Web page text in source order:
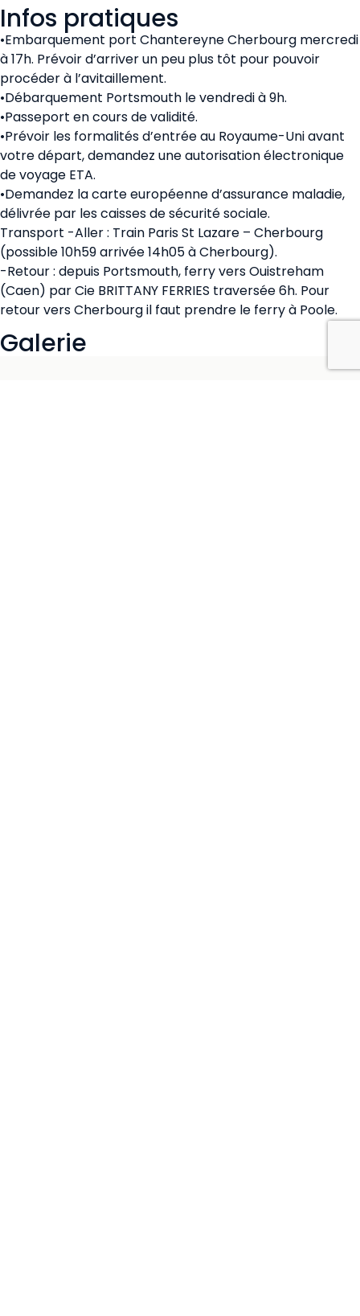
Infos pratiques
•Embarquement port Chantereyne Cherbourg mercredi
à 17h. Prévoir d’arriver un peu plus tôt pour pouvoir
procéder à l’avitaillement.
•Débarquement Portsmouth le vendredi à 9h.
•Passeport en cours de validité.
•Prévoir les formalités d’entrée au Royaume-Uni avant
votre départ, demandez une autorisation électronique
de voyage ETA.
•Demandez la carte européenne d’assurance maladie,
délivrée par les caisses de sécurité sociale.
Transport -Aller : Train Paris St Lazare – Cherbourg
(possible 10h59 arrivée 14h05 à Cherbourg).
-Retour : depuis Portsmouth, ferry vers Ouistreham
(Caen) par Cie BRITTANY FERRIES traversée 6h. Pour
retour vers Cherbourg il faut prendre le ferry à Poole.
Galerie